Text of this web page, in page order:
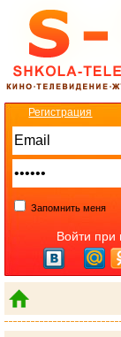
Регистрация
Запомнить меня
Войти при